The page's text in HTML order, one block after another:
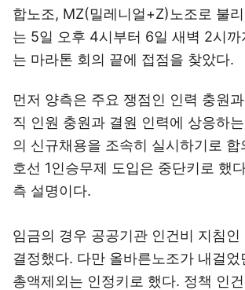
합노조, MZ(밀레니얼+Z)노조로 불
는 5일 오후 4시부터 6일 새벽 2시까
는 마라톤 회의 끝에 접점을 찾았다.
먼저 양측은 주요 쟁점인 인력 충원
직 인원 충원과 결원 인력에 상응하
의 신규채용을 조속히 실시하기로
호선 1인승무제 도입은 중단키로 했
측 설명이다.
임금의 경우 공공기관 인건비 지침인
결정했다. 다만 올바른노조가 내걸었
총액제외는 인정키로 했다. 정책 인